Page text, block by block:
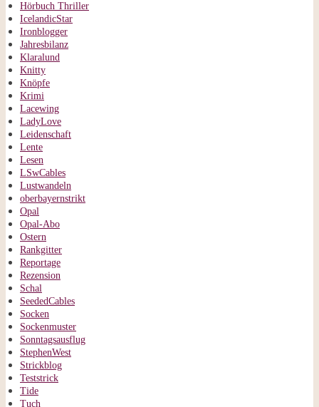
Hörbuch Thriller
IcelandicStar
Ironblogger
Jahresbilanz
Klaralund
Knitty
Knöpfe
Krimi
Lacewing
LadyLove
Leidenschaft
Lente
Lesen
LSwCables
Lustwandeln
oberbayernstrikt
Opal
Opal-Abo
Ostern
Rankgitter
Reportage
Rezension
Schal
SeededCables
Socken
Sockenmuster
Sonntagsausflug
StephenWest
Strickblog
Teststrick
Tide
Tuch